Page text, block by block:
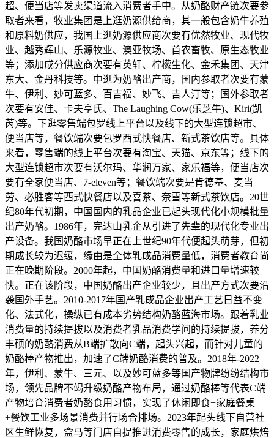
超、便当店等发卖渠道流入消费者手中。从奶酪财产链次要参
取者来看，牧业集团是上逛奶源供给商，其一般包含奶牛养殖
和原料奶供应，我国上逛奶源供应商次要有优然牧业、现代牧
业、越秀辉山、乐源牧业、澳亚牧场、首农畜牧、原生态牧业
等；添加成分供应商次要有英轩、柠檬生化、金禾集团、天津
东大、金丹科技等。中逛为奶酪出产商，国内参取者次要有蒙
牛、伊利、妙可蓝多、百吉福、妙飞、吉人汀等；国外参取者
次要有安佳、卡夫亨氏、The Laughing Cow(乐芝牛)、Kiri(凯
芮)等。下逛零售端包罗线上平台以及线下的大型连锁超市、
便当店等，餐饮端次要包罗西式快餐店、新式茶饮店等。具体
来看，零售端的线上平台次要有淘宝、天猫、京东等；线下的
大型连锁超市次要有沃尔玛、华润万家、家乐福等，便当店次
要有全家便当店、7-eleven等；餐饮端次要是肯德基、麦当
劳、必胜客等西式快餐店以及喜茶、奈雪等新式茶饮店。20世
纪80年代初期，中国国内的乳品企业已起头现代化小规模批量
出产奶酪。1986年，完达山乳企从引进了先辈的现代化专业出
产设备。我国奶酪市场早正在上世纪90年代便起头萌芽，但初
期成长较为迟缓，缘由是全体乳成品消费量低，消费者教育尚
正在晚期阶段。2000年起，中国奶酪消费量和进口量增速较
快。正在该阶段，中国奶酪出产企业较少，且出产方式次要沿
袭国外手艺。2010-2017年国产乳成品企业出产工艺日益不变
化、法式化，操纵已有成本劣势结构奶酪蓝海市场。跟着乳业
消费量的持续提拔以及消费者乳品消费学问的持续提拔，养分
丰硕的奶酪消费从B端扩散向C端，起头兴起，而针对儿童的
奶酪棒产物推出，加速了C端奶酪消费的普及。2018年-2022
年，伊利、蒙牛、三元、以及妙可蓝多等国产物牌纷纷结构市
场，领先品牌不竭升级奶酪产物布局，通过奶酪棒等代表C端
产物培育消费者奶酪食用习惯，实现了休闲即食+家庭餐桌
+餐饮工业多场景消费并行场合排场。2023年起头线下自营社
区生鲜恢复，盒马等门店自提推进消费零售的成长，家庭烘焙